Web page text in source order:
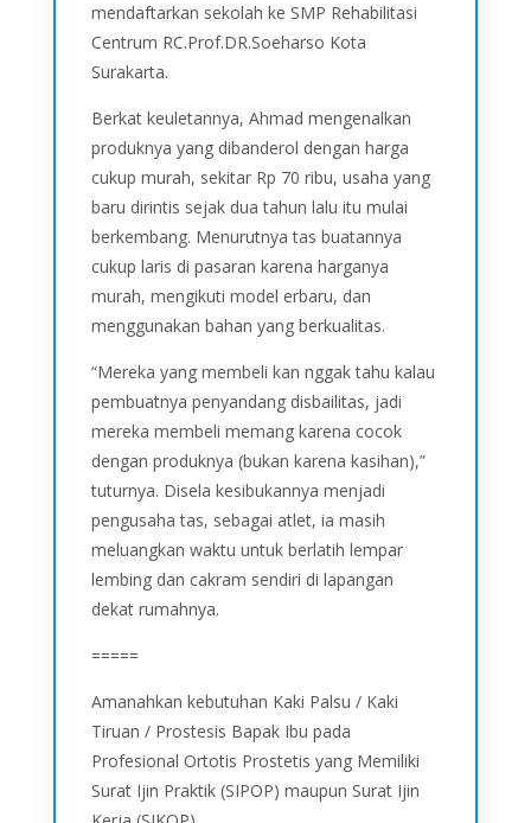
mendaftarkan sekolah ke SMP Rehabilitasi
Centrum RC.Prof.DR.Soeharso Kota
Surakarta.
Berkat keuletannya, Ahmad mengenalkan
produknya yang dibanderol dengan harga
cukup murah, sekitar Rp 70 ribu, usaha yang
baru dirintis sejak dua tahun lalu itu mulai
berkembang. Menurutnya tas buatannya
cukup laris di pasaran karena harganya
murah, mengikuti model erbaru, dan
menggunakan bahan yang berkualitas.
“Mereka yang membeli kan nggak tahu kalau
pembuatnya penyandang disbailitas, jadi
mereka membeli memang karena cocok
dengan produknya (bukan karena kasihan),”
tuturnya. Disela kesibukannya menjadi
pengusaha tas, sebagai atlet, ia masih
meluangkan waktu untuk berlatih lempar
lembing dan cakram sendiri di lapangan
dekat rumahnya.
=====
Amanahkan kebutuhan Kaki Palsu / Kaki
Tiruan / Prostesis Bapak Ibu pada
Profesional Ortotis Prostetis yang Memiliki
Surat Ijin Praktik (SIPOP) maupun Surat Ijin